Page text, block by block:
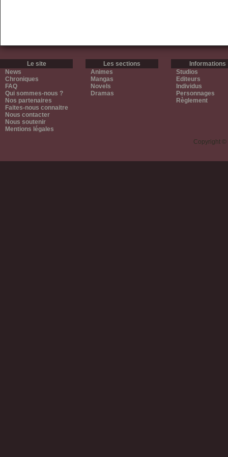
Le site
News
Chroniques
FAQ
Qui sommes-nous ?
Nos partenaires
Faites-nous connaitre
Nous contacter
Nous soutenir
Mentions légales
Les sections
Animes
Mangas
Novels
Dramas
Informations
Studios
Editeurs
Individus
Personnages
Règlement
Copyright ©